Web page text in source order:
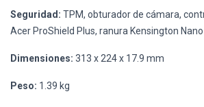
Seguridad: TPM, obturador de cámara,
Acer ProShield Plus, ranura Kensington Nano
Dimensiones: 313 x 224 x 17.9 mm
Peso: 1.39 kg